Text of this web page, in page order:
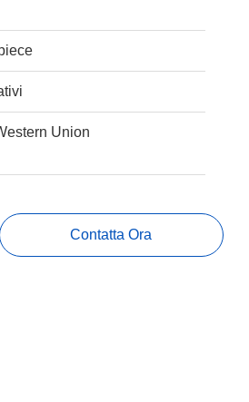
Union
Contatta Ora